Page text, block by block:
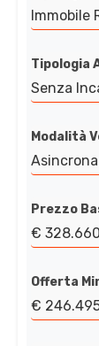
Immobile
Tipologia
Senza
Modalità
Prezzo
€
Offerta
€